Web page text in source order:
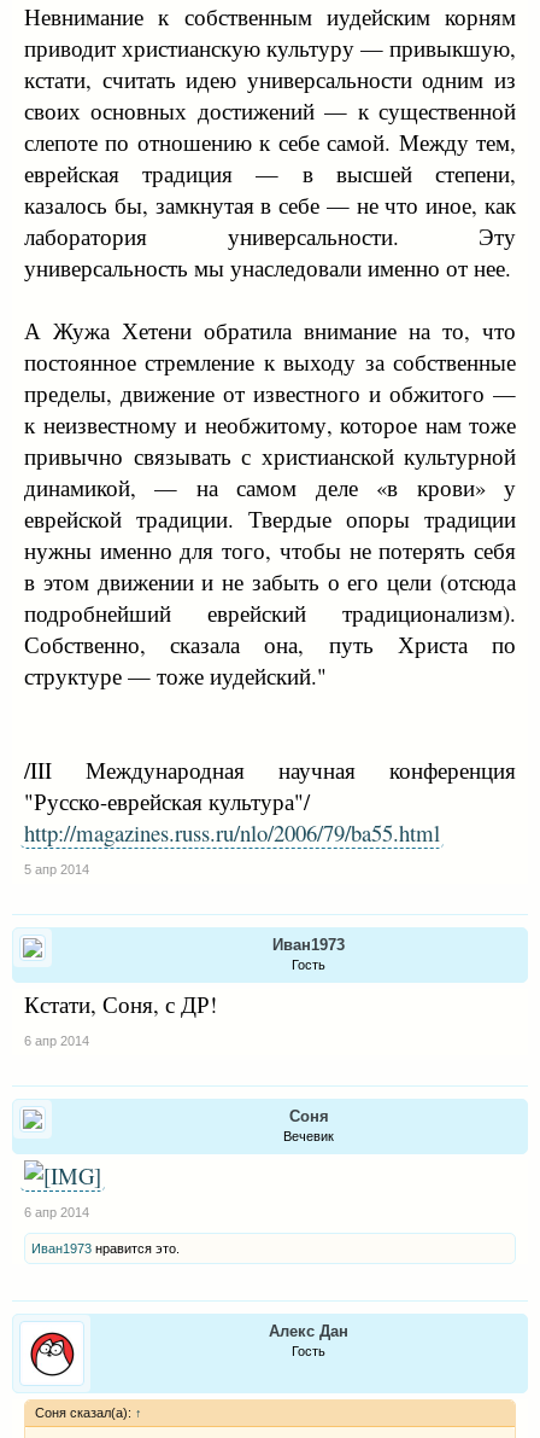
Невнимание к собственным иудейским корням
приводит христианскую культуру — привыкшую,
кстати, считать идею универсальности одним из
своих основных достижений — к существенной
слепоте по отношению к себе самой. Между тем,
еврейская традиция — в высшей степени,
казалось бы, замкнутая в себе — не что иное, как
лаборатория универсальности. Эту
универсальность мы унаследовали именно от нее.
А Жужа Хетени обратила внимание на то, что
постоянное стремление к выходу за собственные
пределы, движение от известного и обжитого —
к неизвестному и необжитому, которое нам тоже
привычно связывать с христианской культурной
динамикой, — на самом деле «в крови» у
еврейской традиции. Твердые опоры традиции
нужны именно для того, чтобы не потерять себя
в этом движении и не забыть о его цели (отсюда
подробнейший еврейский традиционализм).
Собственно, сказала она, путь Христа по
структуре — тоже иудейский."
/III Международная научная конференция
"Русско-еврейская культура"/
http://magazines.russ.ru/nlo/2006/79/ba55.html
5 апр 2014
Иван1973
Гость
Кстати, Соня, с ДР!
6 апр 2014
Соня
Вечевик
6 апр 2014
Иван1973 нравится это.
Алекс Дан
Гость
Соня сказал(а): ↑